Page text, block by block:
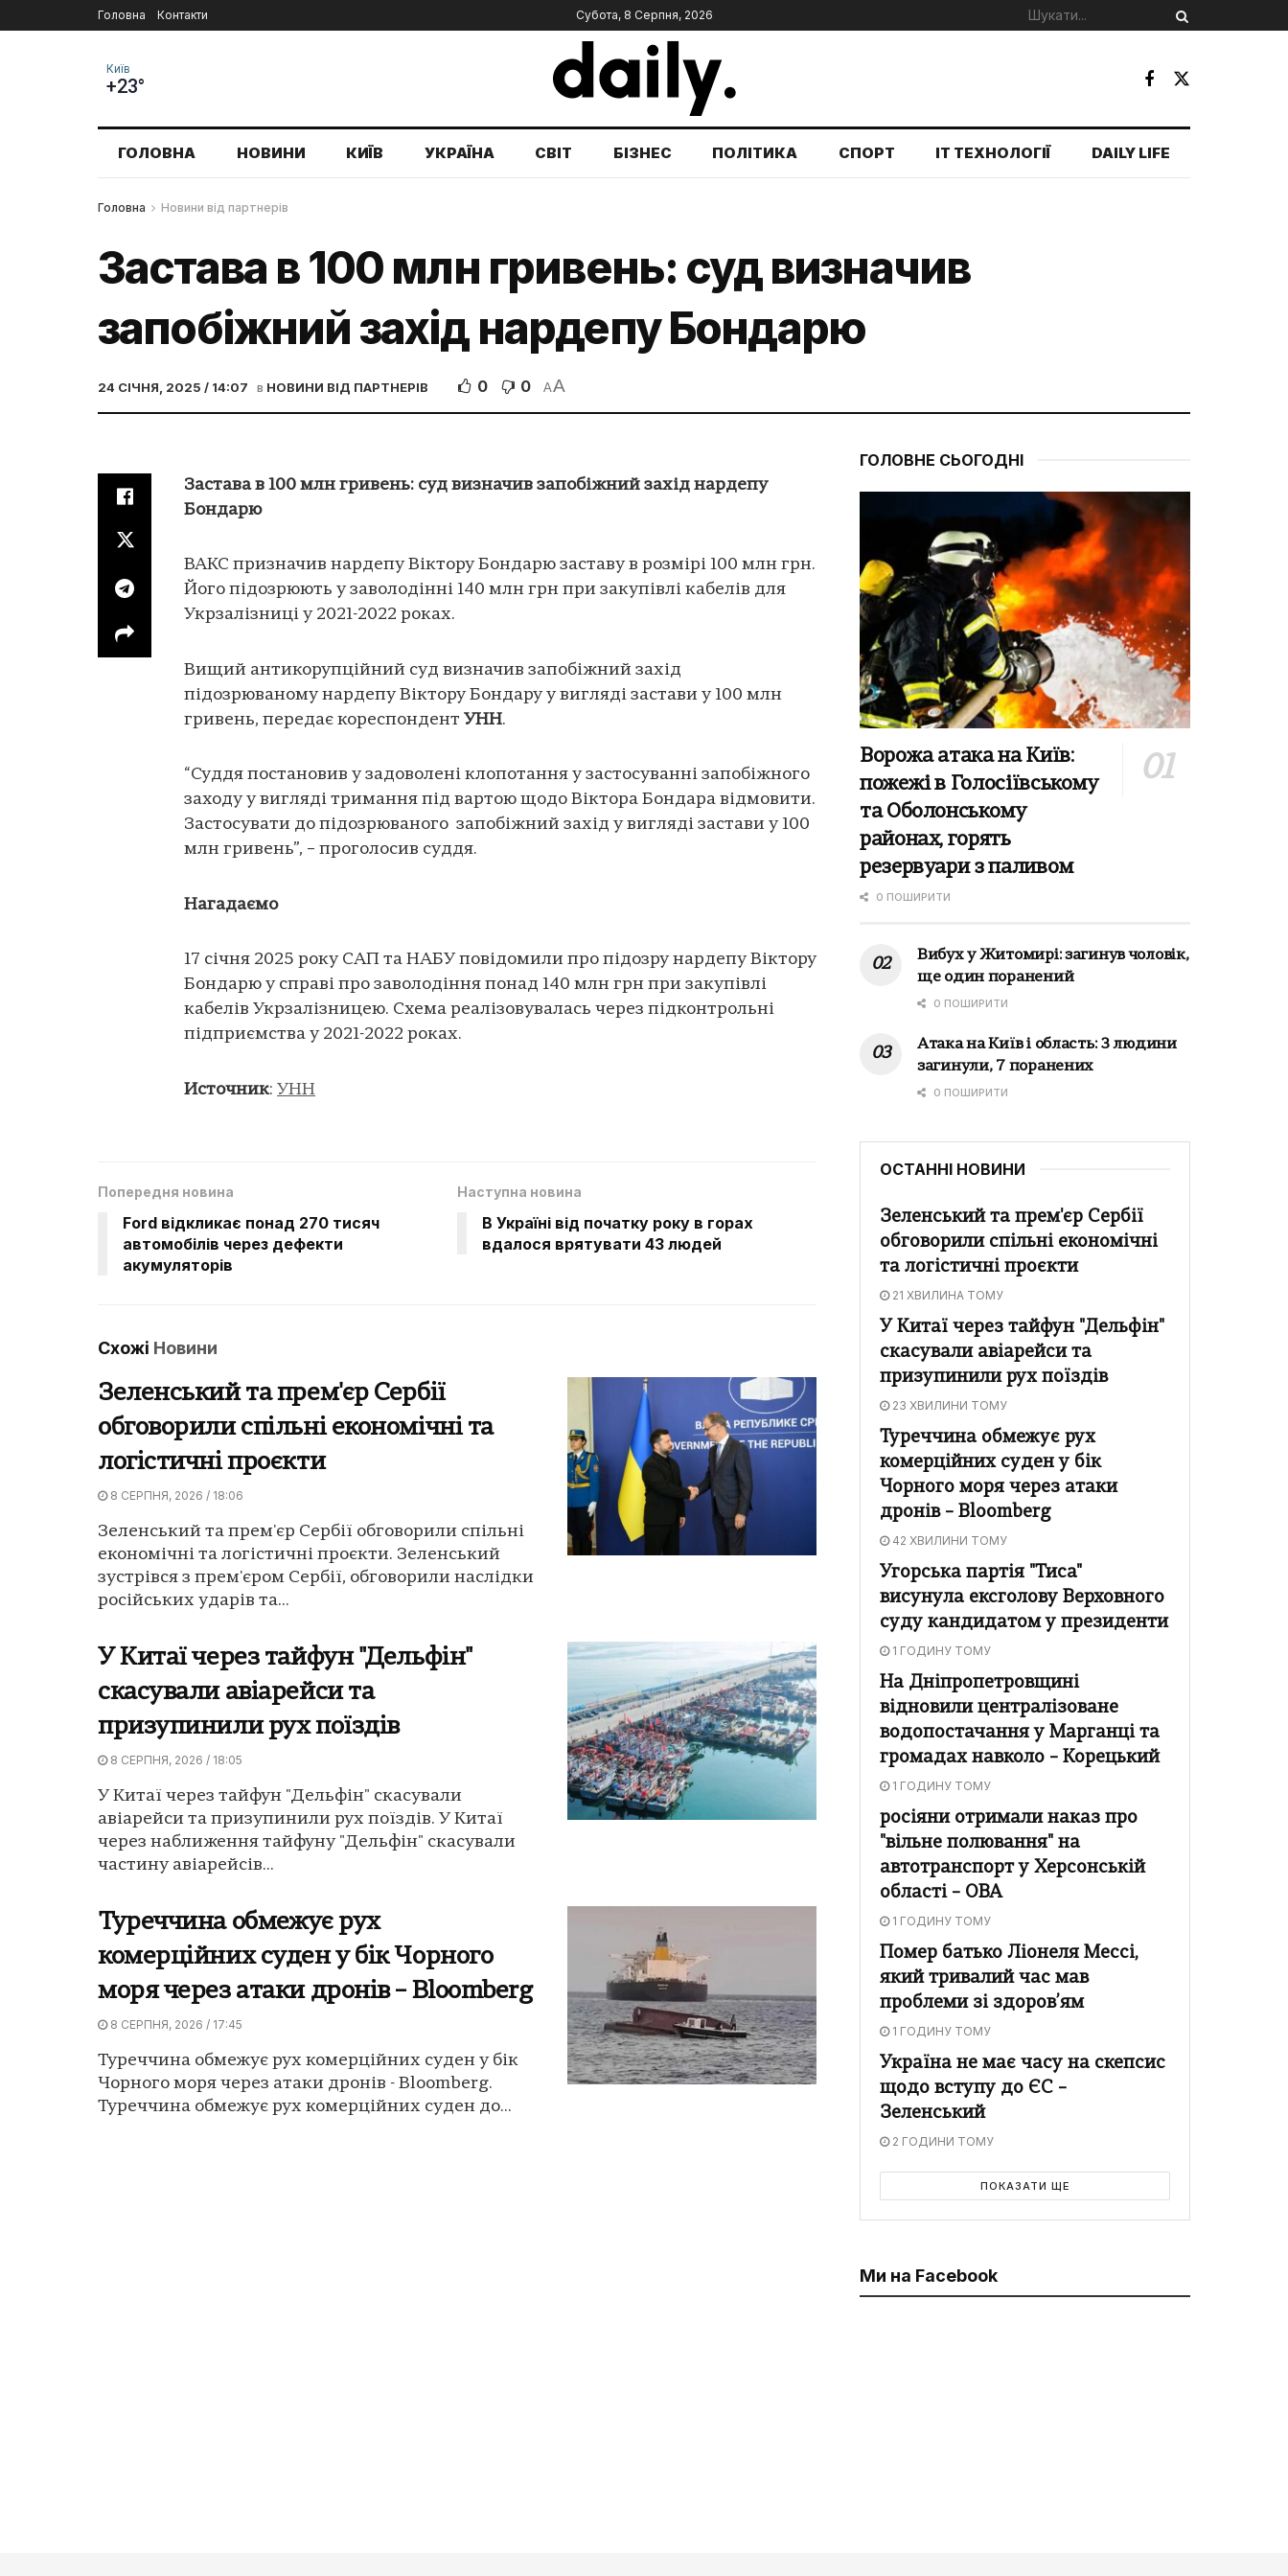
Головна Контакти Субота, 8 Серпня, 2026
Київ
+23°
ГОЛОВНА НОВИНИ КИЇВ УКРАЇНА СВІТ БІЗНЕС ПОЛІТИКА СПОРТ IT ТЕХНОЛОГІЇ DAILY LIFE
Головна Новини від партнерів
Застава в 100 млн гривень: суд визначив
запобіжний захід нардепу Бондарю
24 СІЧНЯ, 2025 / 14:07 в НОВИНИ ВІД ПАРТНЕРІВ 0 0 AA
Застава в 100 млн гривень: суд визначив запобіжний захід нардепу
Бондарю
ВАКС призначив нардепу Віктору Бондарю заставу в розмірі 100 млн грн.
Його підозрюють у заволодінні 140 млн грн при закупівлі кабелів для
Укрзалізниці у 2021-2022 роках.
Вищий антикорупційний суд визначив запобіжний захід
підозрюваному нардепу Віктору Бондару у вигляді застави у 100 млн
гривень, передає кореспондент УНН.
“Суддя постановив у задоволені клопотання у застосуванні запобіжного
заходу у вигляді тримання під вартою щодо Віктора Бондара відмовити.
Застосувати до підозрюваного запобіжний захід у вигляді застави у 100
млн гривень”, – проголосив суддя.
Нагадаємо
17 січня 2025 року САП та НАБУ повідомили про підозру нардепу Віктору
Бондарю у справі про заволодіння понад 140 млн грн при закупівлі
кабелів Укрзалізницею. Схема реалізовувалась через підконтрольні
підприємства у 2021-2022 роках.
Источник: УНН
Попередня новина
Ford відкликає понад 270 тисяч
автомобілів через дефекти
акумуляторів
Наступна новина
В Україні від початку року в горах
вдалося врятувати 43 людей
Схожі Новини
Зеленський та прем'єр Сербії
обговорили спільні економічні та
логістичні проєкти
8 СЕРПНЯ, 2026 / 18:06
Зеленський та прем'єр Сербії обговорили спільні
економічні та логістичні проєкти. Зеленський
зустрівся з прем'єром Сербії, обговорили наслідки
російських ударів та...
У Китаї через тайфун "Дельфін"
скасували авіарейси та
призупинили рух поїздів
8 СЕРПНЯ, 2026 / 18:05
У Китаї через тайфун "Дельфін" скасували
авіарейси та призупинили рух поїздів. У Китаї
через наближення тайфуну "Дельфін" скасували
частину авіарейсів...
Туреччина обмежує рух
комерційних суден у бік Чорного
моря через атаки дронів – Bloomberg
8 СЕРПНЯ, 2026 / 17:45
Туреччина обмежує рух комерційних суден у бік
Чорного моря через атаки дронів - Bloomberg.
Туреччина обмежує рух комерційних суден до...
ГОЛОВНЕ СЬОГОДНІ
Ворожа атака на Київ:
пожежі в Голосіївському
та Оболонському
районах, горять
резервуари з паливом
0 ПОШИРИТИ
Вибух у Житомирі: загинув чоловік,
ще один поранений
0 ПОШИРИТИ
Атака на Київ і область: 3 людини
загинули, 7 поранених
0 ПОШИРИТИ
ОСТАННІ НОВИНИ
Зеленський та прем'єр Сербії
обговорили спільні економічні
та логістичні проєкти
21 ХВИЛИНА ТОМУ
У Китаї через тайфун "Дельфін"
скасували авіарейси та
призупинили рух поїздів
23 ХВИЛИНИ ТОМУ
Туреччина обмежує рух
комерційних суден у бік
Чорного моря через атаки
дронів – Bloomberg
42 ХВИЛИНИ ТОМУ
Угорська партія "Тиса"
висунула ексголову Верховного
суду кандидатом у президенти
1 ГОДИНУ ТОМУ
На Дніпропетровщині
відновили централізоване
водопостачання у Марганці та
громадах навколо – Корецький
1 ГОДИНУ ТОМУ
росіяни отримали наказ про
"вільне полювання" на
автотранспорт у Херсонській
області – ОВА
1 ГОДИНУ ТОМУ
Помер батько Ліонеля Мессі,
який тривалий час мав
проблеми зі здоров’ям
1 ГОДИНУ ТОМУ
Україна не має часу на скепсис
щодо вступу до ЄС –
Зеленський
2 ГОДИНИ ТОМУ
ПОКАЗАТИ ЩЕ
Ми на Facebook